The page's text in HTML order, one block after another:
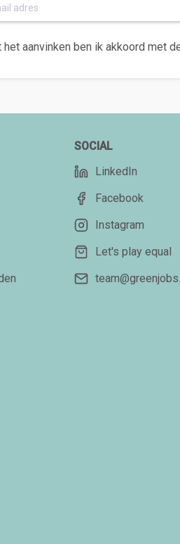
het aanvinken ben ik akkoord met
SOCIAL
LinkedIn
Facebook
Instagram
Let's play equal